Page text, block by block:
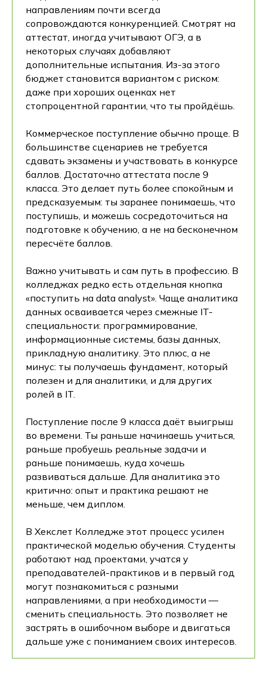
направлениям почти всегда
сопровождаются конкуренцией. Смотрят на
аттестат, иногда учитывают ОГЭ, а в
некоторых случаях добавляют
дополнительные испытания. Из-за этого
бюджет становится вариантом с риском:
даже при хороших оценках нет
стопроцентной гарантии, что ты пройдёшь.
Коммерческое поступление обычно проще. В
большинстве сценариев не требуется
сдавать экзамены и участвовать в конкурсе
баллов. Достаточно аттестата после 9
класса. Это делает путь более спокойным и
предсказуемым: ты заранее понимаешь, что
поступишь, и можешь сосредоточиться на
подготовке к обучению, а не на бесконечном
пересчёте баллов.
Важно учитывать и сам путь в профессию. В
колледжах редко есть отдельная кнопка
«поступить на data analyst». Чаще аналитика
данных осваивается через смежные IT-
специальности: программирование,
информационные системы, базы данных,
прикладную аналитику. Это плюс, а не
минус: ты получаешь фундамент, который
полезен и для аналитики, и для других
ролей в IT.
Поступление после 9 класса даёт выигрыш
во времени. Ты раньше начинаешь учиться,
раньше пробуешь реальные задачи и
раньше понимаешь, куда хочешь
развиваться дальше. Для аналитика это
критично: опыт и практика решают не
меньше, чем диплом.
В Хекслет Колледже этот процесс усилен
практической моделью обучения. Студенты
работают над проектами, учатся у
преподавателей-практиков и в первый год
могут познакомиться с разными
направлениями, а при необходимости —
сменить специальность. Это позволяет не
застрять в ошибочном выборе и двигаться
дальше уже с пониманием своих интересов.